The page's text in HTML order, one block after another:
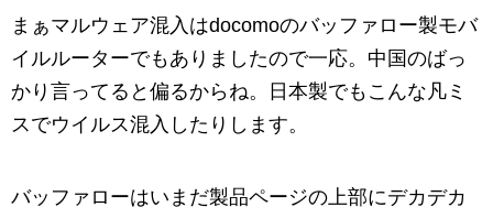
まぁマルウェア混入はdocomoのバッファロー製モバ
イルルーターでもありましたので一応。中国のばっ
かり言ってると偏るからね。日本製でもこんな凡ミ
スでウイルス混入したりします。
バッファローはいまだ製品ページの上部にデカデカ